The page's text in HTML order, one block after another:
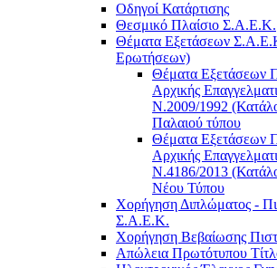
Οδηγοί Κατάρτισης
Θεσμικό Πλαίσιο Σ.Α.Ε.Κ.
Θέματα Εξετάσεων
Ερωτήσεων)
Θέματα Εξετάσεων
Αρχικής
Ν.2009/1992
Παλαιού τύπου
Θέματα Εξετάσεων
Αρχικής
Ν.4186/2013
Νέου Τύπου
Χορήγηση Διπλώματος -
Σ.Α.Ε.Κ.
Χορήγηση Βεβαίωσης
Απώλεια Πρωτότυπου